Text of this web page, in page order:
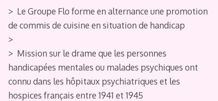
> Le Groupe Flo forme en alternance une promotion
de commis de cuisine en situation de handicap
>
> Mission sur le drame que les personnes
handicapées mentales ou malades psychiques ont
connu dans les hôpitaux psychiatriques et les
hospices français entre 1941 et 1945